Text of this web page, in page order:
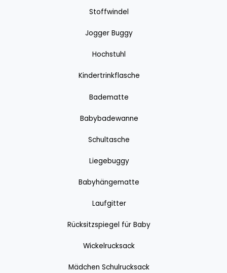
Stoffwindel
Jogger Buggy
Hochstuhl
Kindertrinkflasche
Badematte
Babybadewanne
Schultasche
Liegebuggy
Babyhängematte
Laufgitter
Rücksitzspiegel für Baby
Wickelrucksack
Mädchen Schulrucksack